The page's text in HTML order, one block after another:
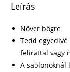
Leírás
Nővér bögre
Tedd
felirattal vagy
A sablonoknál